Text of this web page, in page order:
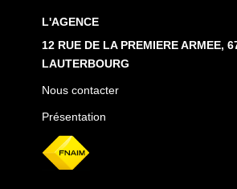
L'AGENCE
12 RUE DE LA PREMIERE ARMEE,
LAUTERBOURG
Nous contacter
Présentation